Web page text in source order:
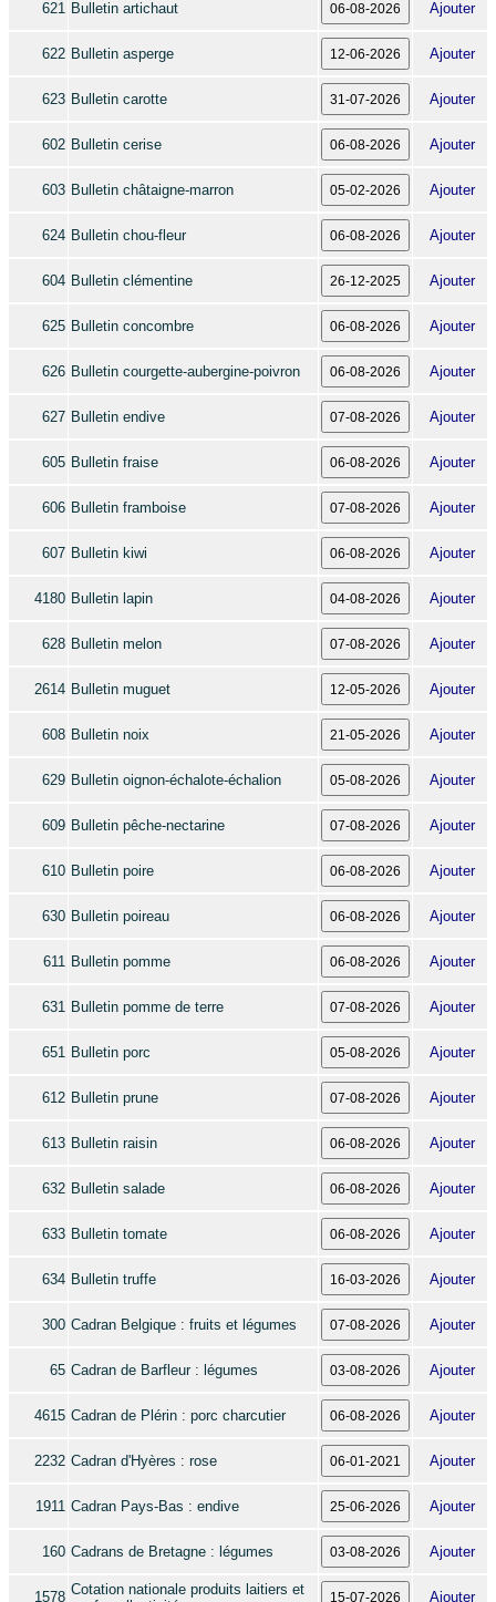
621 Bulletin artichaut Ajouter
622 Bulletin asperge Ajouter
623 Bulletin carotte Ajouter
602 Bulletin cerise Ajouter
603 Bulletin châtaigne-marron Ajouter
624 Bulletin chou-fleur Ajouter
604 Bulletin clémentine Ajouter
625 Bulletin concombre Ajouter
626 Bulletin courgette-aubergine-poivron Ajouter
627 Bulletin endive Ajouter
605 Bulletin fraise Ajouter
606 Bulletin framboise Ajouter
607 Bulletin kiwi Ajouter
4180 Bulletin lapin Ajouter
628 Bulletin melon Ajouter
2614 Bulletin muguet Ajouter
608 Bulletin noix Ajouter
629 Bulletin oignon-échalote-échalion Ajouter
609 Bulletin pêche-nectarine Ajouter
610 Bulletin poire Ajouter
630 Bulletin poireau Ajouter
611 Bulletin pomme Ajouter
631 Bulletin pomme de terre Ajouter
651 Bulletin porc Ajouter
612 Bulletin prune Ajouter
613 Bulletin raisin Ajouter
632 Bulletin salade Ajouter
633 Bulletin tomate Ajouter
634 Bulletin truffe Ajouter
300 Cadran Belgique : fruits et légumes Ajouter
65 Cadran de Barfleur : légumes Ajouter
4615 Cadran de Plérin : porc charcutier Ajouter
2232 Cadran d'Hyères : rose Ajouter
1911 Cadran Pays-Bas : endive Ajouter
160 Cadrans de Bretagne : légumes Ajouter
1578 Cotation nationale produits laitiers et
Ajouter